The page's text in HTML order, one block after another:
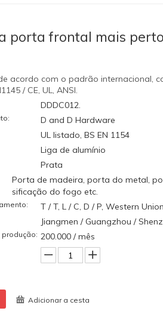
porta frontal mais
acordo com o padrão internacional,
/ CE, UL, ANSI.
DDDC012.
D and D Hardware
UL listado, BS EN 1154
Liga de alumínio
Prata
Porta de madeira, porta do metal,
sificação do fogo etc.
T / T, L / C, D / P, Western Union
Jiangmen / Guangzhou /
200.000 / mês
Adicionar a cesta